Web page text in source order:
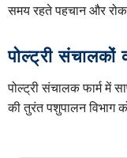
समय रहते पहचान और
पोल्ट्री संचालकों
पोल्ट्री संचालक फार्म में
की तुरंत पशुपालन विभाग